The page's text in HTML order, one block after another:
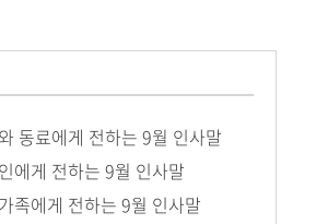
동료에게 전하는 9월 인사말
에게 전하는 9월 인사말
족에게 전하는 9월 인사말